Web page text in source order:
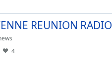
REUNION RADIO
4